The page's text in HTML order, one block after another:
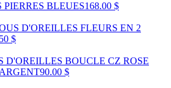
PIERRES BLEUES168.00 $
D'OREILLES FLEURS EN 2
$
D'OREILLES BOUCLE CZ ROSE
90.00 $